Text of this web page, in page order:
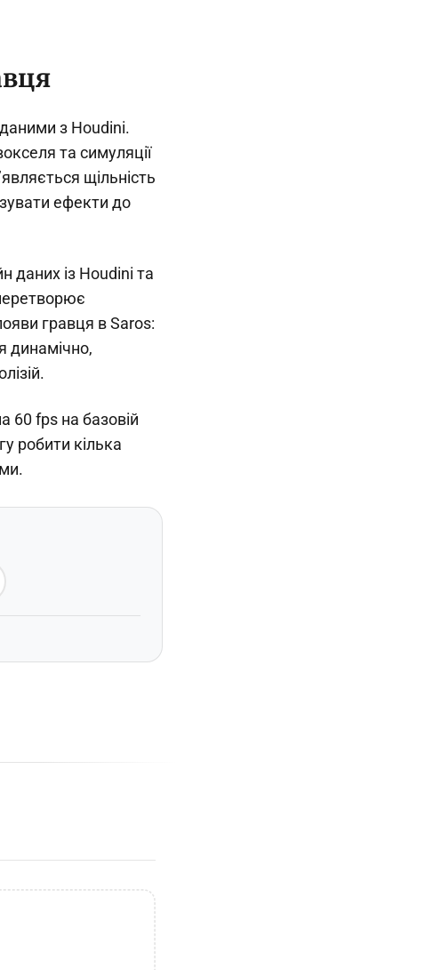
з Houdini.
та симуляції
щільність
ефекти до
даних із Houdini та
гравця в Saros:
динамічно,
60 fps на базовій
робити кілька